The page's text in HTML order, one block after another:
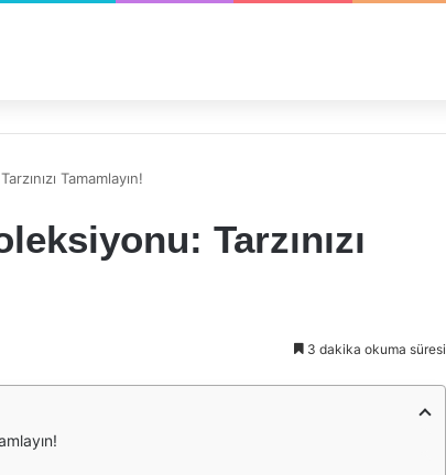
Tamamlayın!
Tarzınızı
3 dakika okuma süresi